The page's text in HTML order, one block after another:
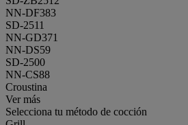
NN-DF383
SD-2511
NN-GD371
NN-DS59
SD-2500
NN-CS88
Croustina
Ver más
Selecciona tu método de cocción